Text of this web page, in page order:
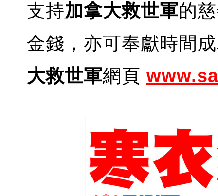
支持加拿大救世軍的
金錢，亦可奉獻時間
大救世軍網頁 www.s